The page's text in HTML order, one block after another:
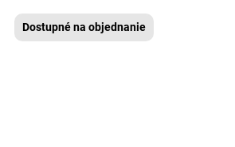
Dostupné na objednanie